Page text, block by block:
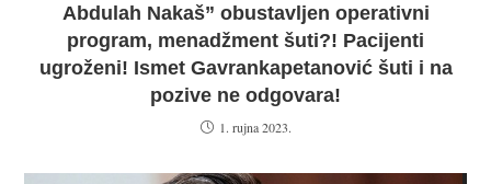
Abdulah Nakaš” obustavljen operativni
program, menadžment šuti?! Pacijenti
ugroženi! Ismet Gavrankapetanović šuti i na
pozive ne odgovara!
1. rujna 2023.